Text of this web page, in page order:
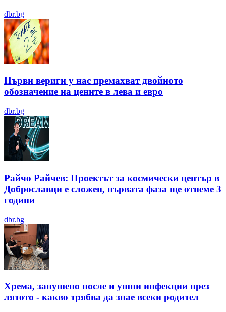
dbr.bg
Първи вериги у нас премахват двойното
обозначение на цените в лева и евро
dbr.bg
Райчо Райчев: Проектът за космически център в
Доброславци е сложен, първата фаза ще отнеме 3
години
dbr.bg
Хрема, запушено носле и ушни инфекции през
лятотo - какво трябва да знае всеки родител